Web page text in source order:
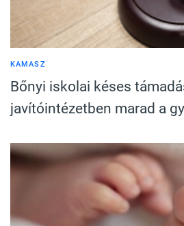
KAMASZ
Bőnyi iskolai késes
javítóintézetben marad a